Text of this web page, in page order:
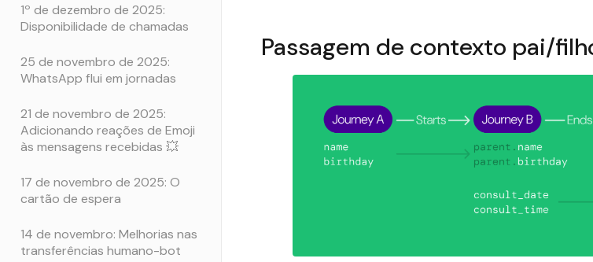
1º de dezembro de 2025:
Disponibilidade de chamadas
25 de novembro de 2025:
WhatsApp flui em jornadas
21 de novembro de 2025:
Adicionando reações de Emoji
às mensagens recebidas 💥
17 de novembro de 2025: O
cartão de espera
14 de novembro: Melhorias nas
transferências humano-bot
Passagem de contexto pai/